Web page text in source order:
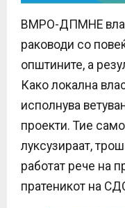
ВМРО-ДПМНЕ
раководи со
општините, а
Како локална
исполнува
проекти. Тие
луксузираат,
работат рече на
пратеникот на